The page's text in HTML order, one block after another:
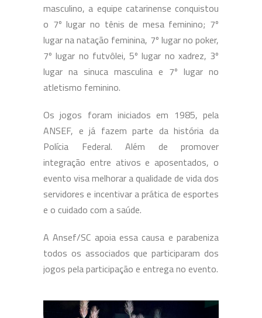
masculino, a equipe catarinense conquistou
o 7º lugar no tênis de mesa feminino; 7º
lugar na natação feminina, 7º lugar no poker,
7º lugar no futvôlei, 5º lugar no xadrez, 3º
lugar na sinuca masculina e 7º lugar no
atletismo feminino.
Os jogos foram iniciados em 1985, pela
ANSEF, e já fazem parte da história da
Polícia Federal. Além de promover
integração entre ativos e aposentados, o
evento visa melhorar a qualidade de vida dos
servidores e incentivar a prática de esportes
e o cuidado com a saúde.
A Ansef/SC apoia essa causa e parabeniza
todos os associados que participaram dos
jogos pela participação e entrega no evento.